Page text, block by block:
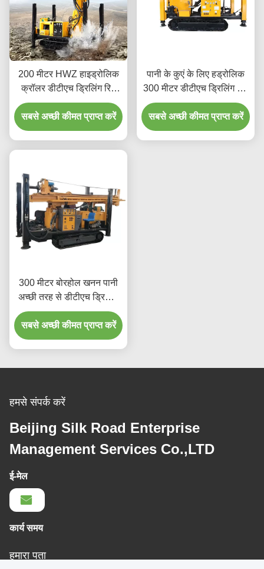
200 मीटर HWZ हाइड्रोलिक
क्रॉलर डीटीएच ड्रिलिंग रिग
मशीन
सबसे अच्छी कीमत प्राप्त करें
पानी के कुएं के लिए हड्रोलिक
300 मीटर डीटीएच ड्रिलिंग रिग
मशीन
सबसे अच्छी कीमत प्राप्त करें
300 मीटर बोरहोल खनन पानी
अच्छी तरह से डीटीएच ड्रिलिंग
मशीन
सबसे अच्छी कीमत प्राप्त करें
हमसे संपर्क करें
Beijing Silk Road Enterprise
Management Services Co.,LTD
ई-मेल
कार्य समय
हमारा पता